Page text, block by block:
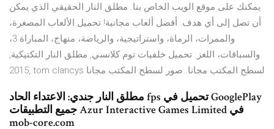
يمكنك على موقع الويب الخاص بنا. مطلق النار الحقيقي الذي يمكن
أن تصل إلى أي هدف. أفضل ألعاب مجانية! تحميل الألعاب المصغرة،
والممرات، الرماة، واستراتيجية، والرياضة، منهاج، المباراة 3،
والسباقات، اللغز. تحميل خلفيات توم كلانسي, مطلق النار التكتيكية,
2015, tom clancys لسطح المكتب مجانا. صور لسطح المكتب مجانا
مطلق النار جندي: الاعتداء الحاد fps تحميل في GooglePlay
جميع التطبيقات Azur Interactive Games Limited في
mob-core.com